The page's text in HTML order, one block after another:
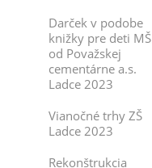
Darček v podobe
knižky pre deti MŠ
od Považskej
cementárne a.s.
Ladce 2023
Vianočné trhy ZŠ
Ladce 2023
Rekonštrukcia